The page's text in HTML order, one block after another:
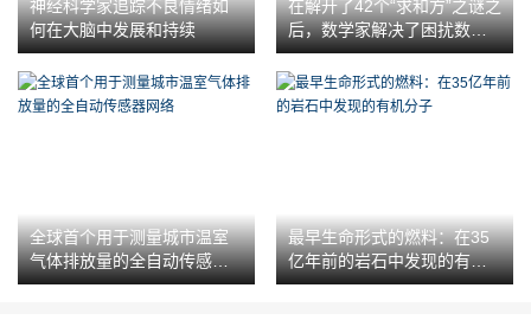
神经科学家追踪不良情绪如
何在大脑中发展和持续
在解开了42个“求和方”之谜之
后，数学家解决了困扰数十
年专家的更艰巨的问题
全球首个用于测量城市温室
气体排放量的全自动传感器
网络
最早生命形式的燃料：在35
亿年前的岩石中发现的有机
分子